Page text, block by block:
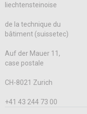
liechtensteinoise
de la technique du
bâtiment (suissetec)
Auf der Mauer 11,
case postale
CH-8021 Zurich
+41 43 244 73 00